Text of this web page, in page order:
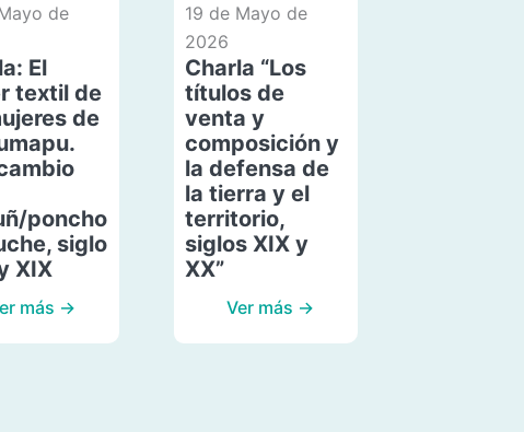
de
El
textil de
de
poncho
siglo
XIX
más →
19 de Mayo de
2026
Charla “Los
títulos de
venta y
composición y
la defensa de
la tierra y el
territorio,
siglos XIX y
XX”
Ver más →